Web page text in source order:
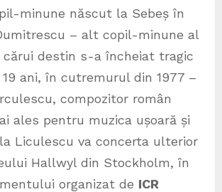
minune născut la Sebeș în
– alt copil-minune al
cărui destin s-a încheiat tragic
ani, în cutremurul din 1977 –
compozitor român
ales pentru muzica ușoară și
Liculescu va concerta ulterior
Hallwyl din Stockholm, în
organizat de ICR